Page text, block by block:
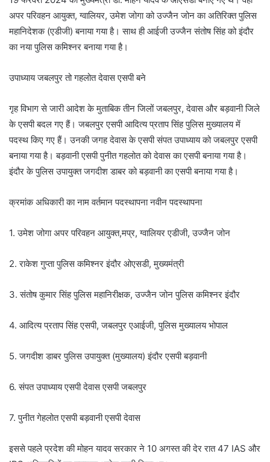
अपर परिवहन आयुक्त, ग्वालियर, उमेश जोगा को उज्जैन जोन का अतिरिक्त पुलिस
महानिदेशक (एडीजी) बनाया गया है। साथ ही आईजी उज्जैन संतोष सिंह को इंदौर
का नया पुलिस कमिश्नर बनाया गया है।
उपाध्याय जबलपुर तो गहलोत देवास एसपी बने
गृह विभाग से जारी आदेश के मुताबिक तीन जिलों जबलपुर, देवास और बड़वानी जिले
के एसपी बदल गए हैं। जबलपुर एसपी आदित्य प्रताप सिंह पुलिस मुख्यालय में
पदस्थ किए गए हैं। उनकी जगह देवास के एसपी संपत उपाध्याय को जबलपुर एसपी
बनाया गया है। बड़वानी एसपी पुनीत गहलोत को देवास का एसपी बनाया गया है।
इंदौर के पुलिस उपायुक्त जगदीश डाबर को बड़वानी का एसपी बनाया गया है।
क्रमांक अधिकारी का नाम वर्तमान पदस्थापना नवीन पदस्थापना
1. उमेश जोगा अपर परिवहन आयुक्त,मप्र, ग्वालियर एडीजी, उज्जैन जोन
2. राकेश गुप्ता पुलिस कमिश्नर इंदौर ओएसडी, मुख्यमंत्री
3. संतोष कुमार सिंह पुलिस महानिरीक्षक, उज्जैन जोन पुलिस कमिश्नर इंदौर
4. आदित्य प्रताप सिंह एसपी, जबलपुर एआईजी, पुलिस मुख्यालय भोपाल
5. जगदीश डाबर पुलिस उपायुक्त (मुख्यालय) इंदौर एसपी बड़वानी
6. संपत उपाध्याय एसपी देवास एसपी जबलपुर
7. पुनीत गेहलोत एसपी बड़वानी एसपी देवास
इससे पहले प्रदेश की मोहन यादव सरकार ने 10 अगस्त की देर रात 47 IAS और